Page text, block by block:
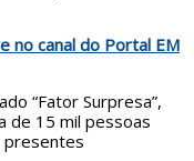
no canal do Portal EM
“Fator Surpresa”,
de 15 mil pessoas
presentes